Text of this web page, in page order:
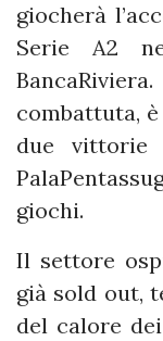
giocherà
Serie A2
combattuta,
due vittorie
giochi.
Il settore
già sold out,
del calore